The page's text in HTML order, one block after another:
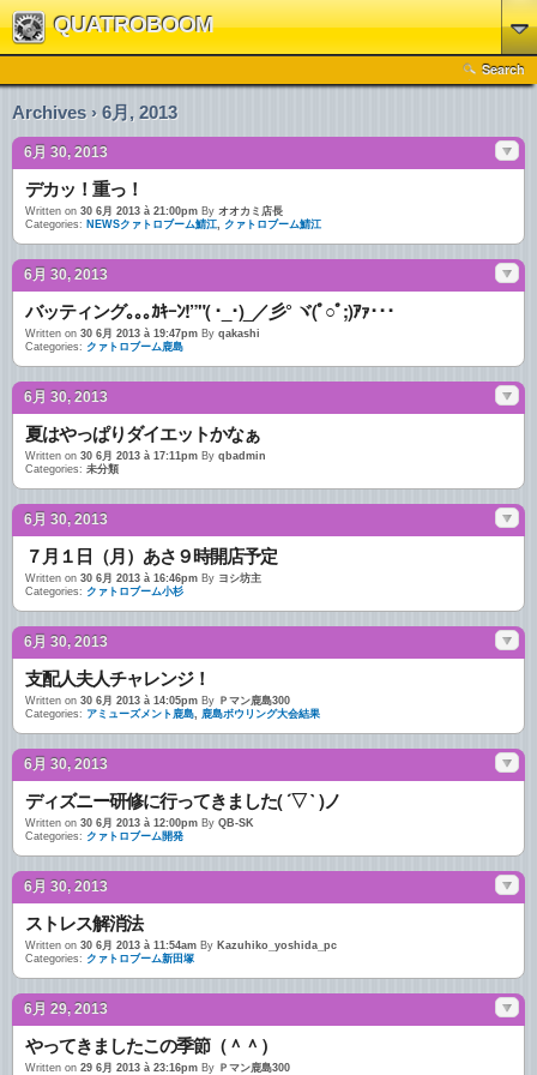
QUATROBOOM
Search
Archives › 6月, 2013
6月 30, 2013
デカッ！重っ！
Written on 30 6月 2013 à 21:00pm By オオカミ店長
Categories: NEWSクァトロブーム鯖江, クァトロブーム鯖江
6月 30, 2013
バッティング｡｡｡ｶｷｰﾝ!”"( ･_･)_／彡° ヾ(ﾟ○ﾟ;)ｱｧ･･･
Written on 30 6月 2013 à 19:47pm By qakashi
Categories: クァトロブーム鹿島
6月 30, 2013
夏はやっぱりダイエットかなぁ
Written on 30 6月 2013 à 17:11pm By qbadmin
Categories: 未分類
6月 30, 2013
７月１日（月）あさ９時開店予定
Written on 30 6月 2013 à 16:46pm By ヨシ坊主
Categories: クァトロブーム小杉
6月 30, 2013
支配人夫人チャレンジ！
Written on 30 6月 2013 à 14:05pm By Ｐマン鹿島300
Categories: アミューズメント鹿島, 鹿島ボウリング大会結果
6月 30, 2013
ディズニー研修に行ってきました( ´▽ ` )ノ
Written on 30 6月 2013 à 12:00pm By QB-SK
Categories: クァトロブーム開発
6月 30, 2013
ストレス解消法
Written on 30 6月 2013 à 11:54am By Kazuhiko_yoshida_pc
Categories: クァトロブーム新田塚
6月 29, 2013
やってきましたこの季節（＾＾）
Written on 29 6月 2013 à 23:16pm By Ｐマン鹿島300